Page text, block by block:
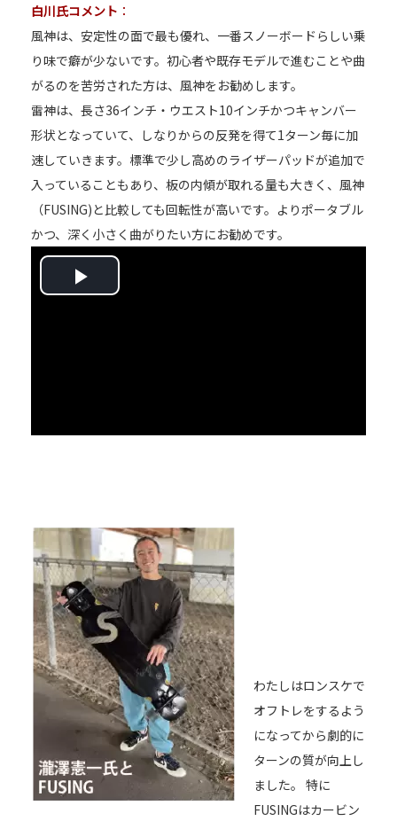
白川氏コメント ：
風神は、安定性の面で最も優れ、一番スノーボードらしい乗
り味で癖が少ないです。初心者や既存モデルで進むことや曲
がるのを苦労された方は、風神をお勧めします。
雷神は、長さ36インチ・ウエスト10インチかつキャンバー
形状となっていて、しなりからの反発を得て1ターン毎に加
速していきます。標準で少し高めのライザーパッドが追加で
入っていることもあり、板の内傾が取れる量も大きく、風神
（FUSING)と比較しても回転性が高いです。よりポータブル
かつ、深く小さく曲がりたい方にお勧めです。
Play
わたしはロンスケで
オフトレをするよう
になってから劇的に
ターンの質が向上し
ました。 特に
FUSINGはカービン